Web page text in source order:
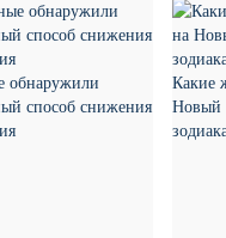
обнаружили
способ снижения
Какие
Новый